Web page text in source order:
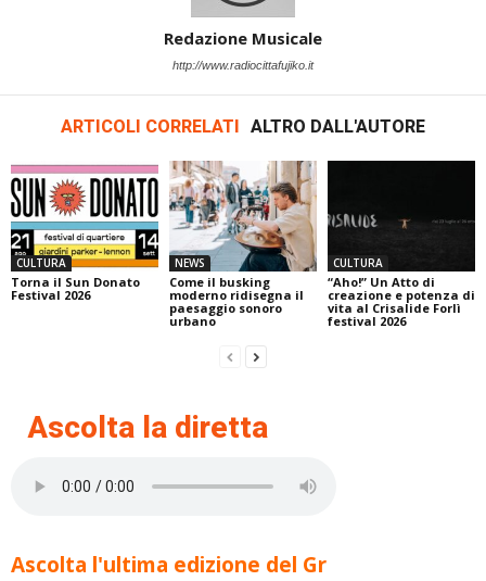
Redazione Musicale
http://www.radiocittafujiko.it
ARTICOLI CORRELATI ALTRO DALL'AUTORE
CULTURA
Torna il Sun Donato
Festival 2026
NEWS
Come il busking
moderno ridisegna il
paesaggio sonoro
urbano
CULTURA
“Aho!” Un Atto di
creazione e potenza di
vita al Crisalide Forlì
festival 2026
Ascolta la diretta
Ascolta l'ultima edizione del Gr